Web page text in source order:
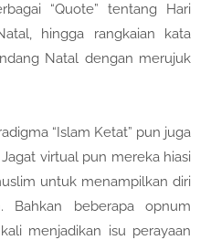
“Quote” tentang Hari
hingga rangkaian kata
Natal dengan merujuk
“Islam Ketat” pun juga
virtual pun mereka hiasi
untuk menampilkan diri
Bahkan beberapa opnum
menjadikan isu perayaan